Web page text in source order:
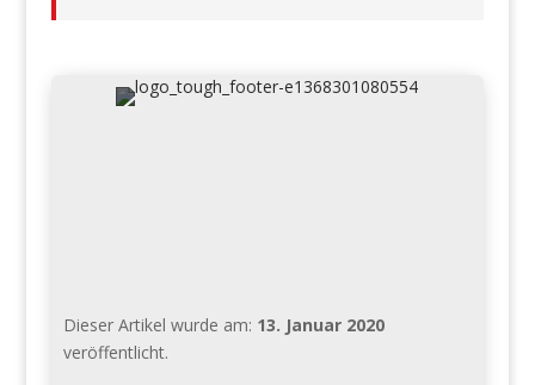
Dieser Artikel wurde am: 13. Januar 2020
veröffentlicht.